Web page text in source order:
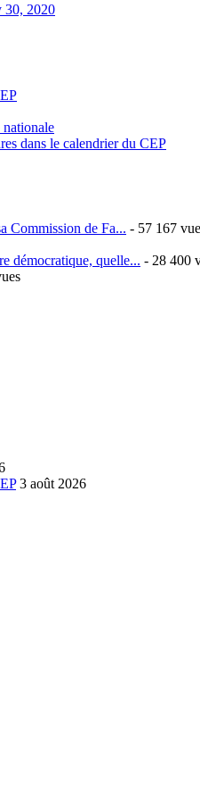
30, 2020
dans le calendrier du CEP
Commission de Fa... - 57 167
démocratique, quelle... - 28 400
3 août 2026